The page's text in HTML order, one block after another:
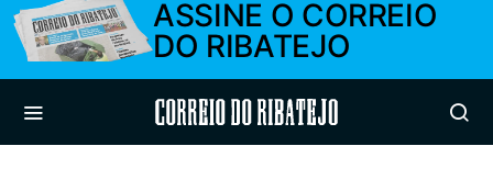
ASSINE O CORREIO
DO RIBATEJO
Correio do Ribatejo